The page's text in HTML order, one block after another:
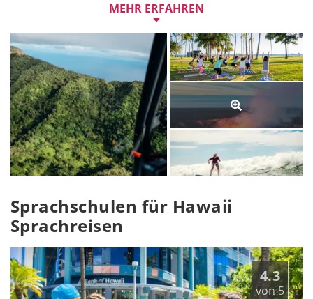
tiefen Regenwälder auf Kauai. Auf Maui geniesst du
freie Nachmittage am Strand und reitest die Wellen. In
Honolulu gehst du shoppen, tanzt mit Freunden aus
aller Welt in den legendären Beachclubs und gönnst dir
einen Sundowner in einer Rooftop Bar. In Hawaii
Hemden und zu Ukulele Klängen. An den
Wochenenden erklimmst du Vulkane oder erkundest
die kleineren Inseln der Umgebung. Dein
Sprachaufenthalt in Hawaii führt dich ins Paradies.
Eine Woche Sprachkurs in Hawaii gibt es ab 320 CHF.
Auf dem Boa Lingua SCHOOL FINDER kannst du alle
Sprachschulen in Hawaii vergleichen. Deine Offerte
MEHR ERFAHREN
Sprachschulen für Hawaii
Sprachreisen
4.3
von5